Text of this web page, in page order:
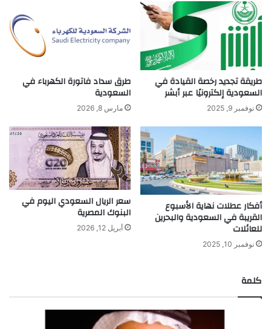
طريقة تجديد رخصة القيادة في
السعودية إلكترونيًا عبر أبشر
نوفمبر 9, 2025
طرق سداد فاتورة الكهرباء في
السعودية
مارس 8, 2026
أفكار عطلات نهاية الأسبوع
القريبة في السعودية والبحرين
للعائلات
نوفمبر 10, 2025
سعر الريال السعودي اليوم في
البنوك المصرية
أبريل 12, 2026
كلمة